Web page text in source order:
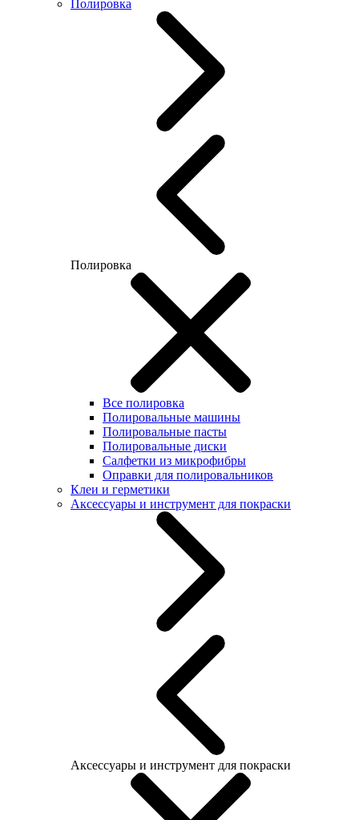
Полировка
Полировка
Все полировка
Полировальные машины
Полировальные пасты
Полировальные диски
Салфетки из микрофибры
Оправки для полировальников
Клеи и герметики
Аксессуары и инструмент для покраски
Аксессуары и инструмент для покраски